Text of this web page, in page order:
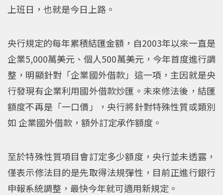
上班日，也就是今日上路。
央行規定的每年累積結匯金額，自2003年以來一直是
企業5,000萬美元、個人500萬美元，今年首度進行調
整，明顯針對「企業國外借款」這一項，主因就是央
行發現有企業利用國外借款炒匯。未來修法後，結匯
額度不再是「一口價」，央行將針對特殊性質或類別
如 企業國外借款，額外訂定承作額度。
至於特殊性質項目會訂定多少額度，央行並未透露，
僅表示修法目的是先取得法規彈性，目前正進行銀行
申報系統調整，最快今年就可適用新規定。